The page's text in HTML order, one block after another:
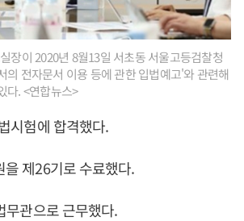
장이 2020년 8월13일 서초동 서울고등검찰청
의 전자문서 이용 등에 관한 입법예고'와 관련해
다. <연합뉴스>
시험에 합격했다.
제26기로 수료했다.
관으로 근무했다.